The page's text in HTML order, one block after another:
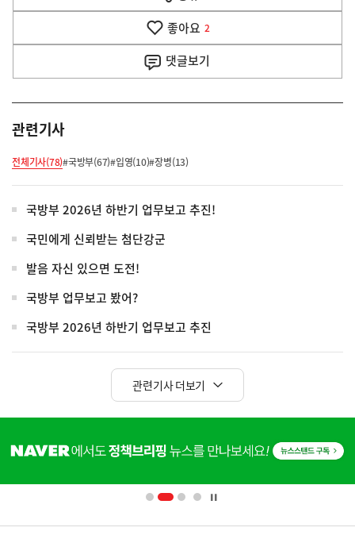
음
기
좋아요 2
댓글보기
관련기사
전체기사(78)#국방부(67)#입영(10)#장병(13)
국방부 2026년 하반기 업무보고 추진!
국민에게 신뢰받는 첨단강군
발음 자신 있으면 도전!
국방부 업무보고 봤어?
국방부 2026년 하반기 업무보고 추진
관련기사 더보기
단
영